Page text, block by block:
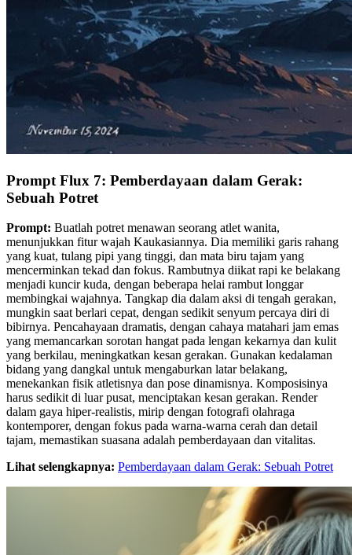
Prompt Flux 7: Pemberdayaan dalam Gerak:
Sebuah Potret
Prompt: Buatlah potret menawan seorang atlet wanita,
menunjukkan fitur wajah Kaukasiannya. Dia memiliki garis rahang
yang kuat, tulang pipi yang tinggi, dan mata biru tajam yang
mencerminkan tekad dan fokus. Rambutnya diikat rapi ke belakang
menjadi kuncir kuda, dengan beberapa helai rambut longgar
membingkai wajahnya. Tangkap dia dalam aksi di tengah gerakan,
mungkin saat berlari cepat, dengan sedikit senyum percaya diri di
bibirnya. Pencahayaan dramatis, dengan cahaya matahari jam emas
yang memancarkan sorotan hangat pada lengan kekarnya dan kulit
yang berkilau, meningkatkan kesan gerakan. Gunakan kedalaman
bidang yang dangkal untuk mengaburkan latar belakang,
menekankan fisik atletisnya dan pose dinamisnya. Komposisinya
harus sedikit di luar pusat, menciptakan kesan gerakan. Render
dalam gaya hiper-realistis, mirip dengan fotografi olahraga
kontemporer, dengan fokus pada warna-warna cerah dan detail
tajam, memastikan suasana adalah pemberdayaan dan vitalitas.
Lihat selengkapnya: Pemberdayaan dalam Gerak: Sebuah Potret